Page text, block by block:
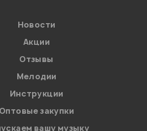
на обработку персональных данных в
Политикой в отношении обработки
число:
Новости
Акции
Отзывы
Мелодии
Инструкции
Оптовые закупки
вашу музыку